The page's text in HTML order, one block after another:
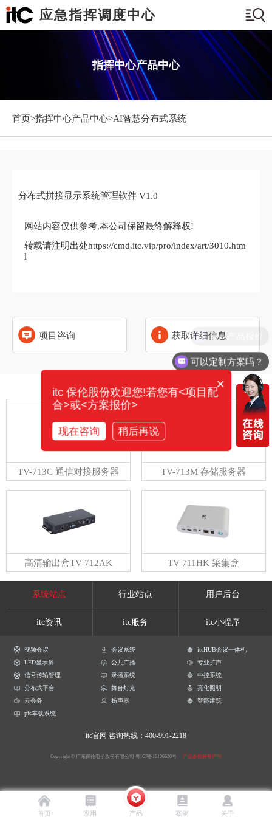
应急指挥调度中心
指挥中心产品中心
首页>指挥中心产品中心>AI智慧分布式系统
分布式拼接显示系统管理软件 V1.0
网站内容仅供参考,本公司保留最终解释权!
转载请注明出处https://cmd.itc.vip/pro/index/art/3010.htm
l
项目咨询 获取详细信息
相关产品
TV-713C 通信对接服务器 TV-713M 存储服务器
高清输出盒TV-712AK TV-711HK 采集盒
系统站点 行业站点 用户后台
itc资讯 itc服务 itc小程序
视频会议 会议系统
itcHUB会议一体机
LED显示屏
公共广播
专业扩声
信号传输管理
录播系统
中控系统
分布式平台
舞台灯光
亮化照明
云会务
扬声器
智能建筑
pis车载系统
itc官网 咨询热线：400-991-2218
Copyright © 广东保伦电子股份有限公司 粤ICP备16106620号 产品参数解释声明
首页 应用 产品 案例 关于
可以定制方案吗？
需要产品报价
×
itc 保伦股份欢迎您!若您有<项目配
合>或<方案报价>
现在咨询 稍后再说